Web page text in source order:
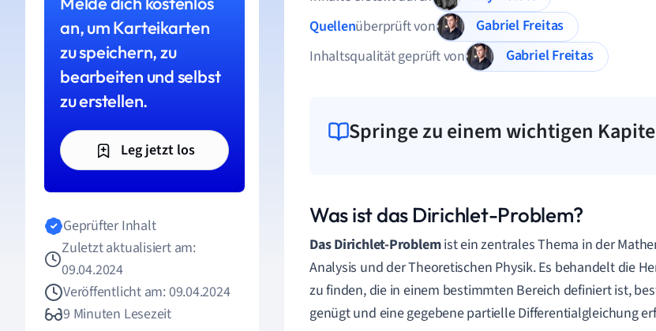
an, um Karteikarten
zu speichern, zu
bearbeiten und selbst
zu erstellen.
Leg jetzt los
Geprüfter Inhalt
Zuletzt aktualisiert am:
09.04.2024
Veröffentlicht am: 09.04.2024
9 Minuten Lesezeit
Quellenüberprüft von
Gabriel Freitas
Inhaltsqualität geprüft von
Gabriel Freitas
Springe zu einem wichtigen
Was ist das Dirichlet-Problem?
Das Dirichlet-Problemist ein zentrales Thema in der
Analysis und der Theoretischen Physik. Es behandelt die
zu finden, die in einem bestimmten Bereich definiert ist,
genügt und eine gegebene partielle Differentialgleichung